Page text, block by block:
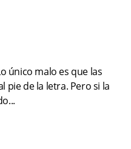
único malo es que las
pie de la letra. Pero si la